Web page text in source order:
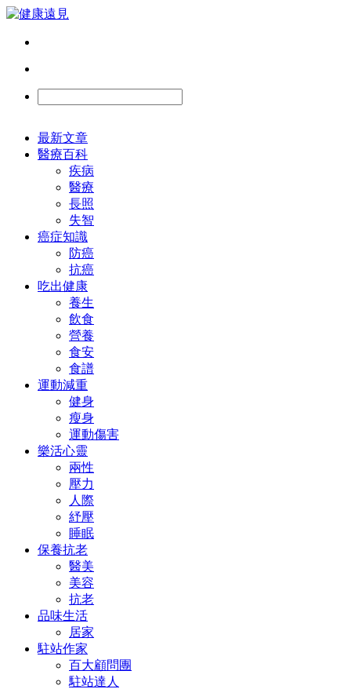
最新文章
醫療百科
疾病
醫療
長照
失智
癌症知識
防癌
抗癌
吃出健康
養生
飲食
營養
食安
食譜
運動減重
健身
瘦身
運動傷害
樂活心靈
兩性
壓力
人際
紓壓
睡眠
保養抗老
醫美
美容
抗老
品味生活
居家
駐站作家
百大顧問團
駐站達人